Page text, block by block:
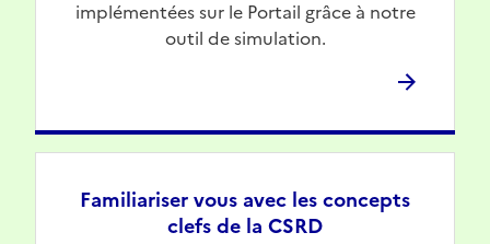
implémentées sur le Portail grâce à notre
outil de simulation.
Familiariser vous avec les concepts
clefs de la CSRD